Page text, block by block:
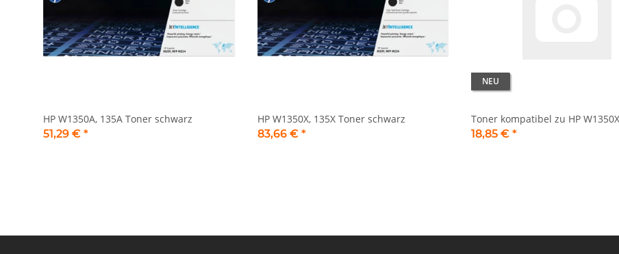
HP W1350A, 135A Toner schwarz
51,29 € *
HP W1350X, 135X Toner schwarz
83,66 € *
NEU
Toner kompatibel zu HP
18,85 € *